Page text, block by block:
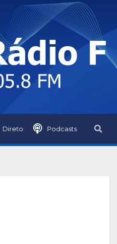
Direto Podcasts